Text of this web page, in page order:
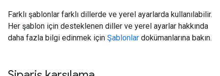
Farklı şablonlar farklı dillerde ve yerel ayarlarda kullanılabilir.
Her şablon için desteklenen diller ve yerel ayarlar hakkında
daha fazla bilgi edinmek için Şablonlar dokümanlarına bakın.